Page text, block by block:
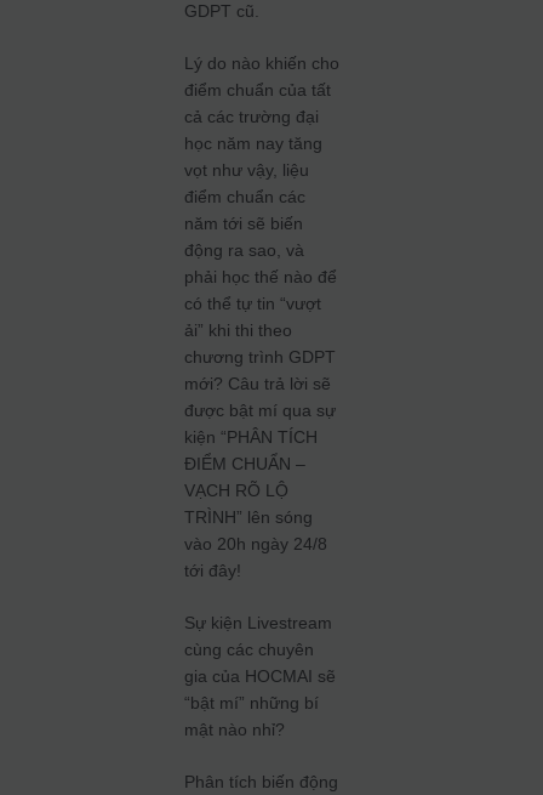
GDPT cũ.
Lý do nào khiến cho
điểm chuẩn của tất
cả các trường đại
học năm nay tăng
vọt như vậy, liệu
điểm chuẩn các
năm tới sẽ biến
động ra sao, và
phải học thế nào để
có thể tự tin “vượt
ải” khi thi theo
chương trình GDPT
mới? Câu trả lời sẽ
được bật mí qua sự
kiện “PHÂN TÍCH
ĐIỂM CHUẨN –
VẠCH RÕ LỘ
TRÌNH” lên sóng
vào 20h ngày 24/8
tới đây!
Sự kiện Livestream
cùng các chuyên
gia của HOCMAI sẽ
“bật mí” những bí
mật nào nhỉ?
Phân tích biến động